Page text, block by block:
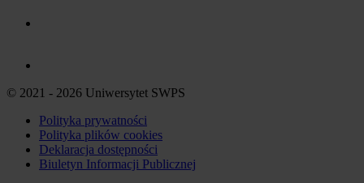
© 2021 - 2026 Uniwersytet SWPS
Polityka prywatności
Polityka plików cookies
Deklaracja dostępności
Biuletyn Informacji Publicznej